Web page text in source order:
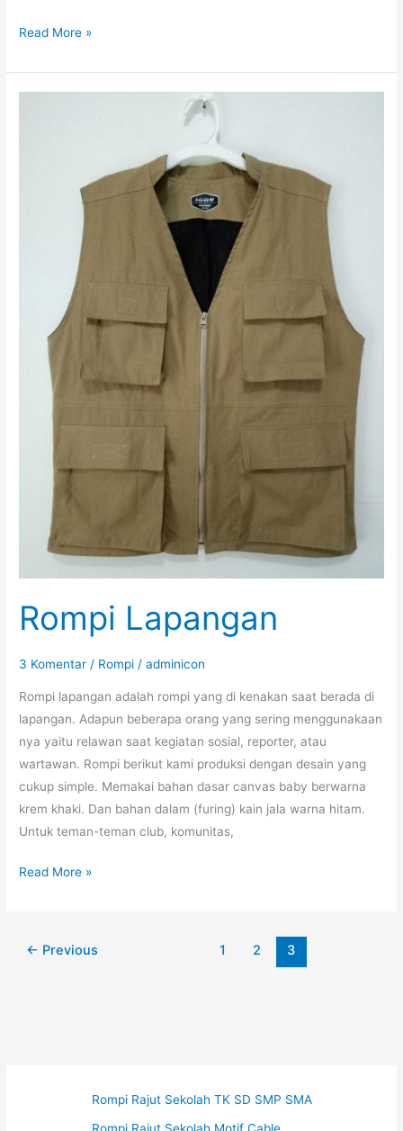
Rompi
TOSS
Read More »
Rompi Lapangan
3 Komentar / Rompi /adminicon
Rompi lapangan adalah rompi yang di kenakan saat berada di
lapangan. Adapun beberapa orang yang sering menggunakaan
nya yaitu relawan saat kegiatan sosial, reporter, atau
wartawan. Rompi berikut kami produksi dengan desain yang
cukup simple. Memakai bahan dasar canvas baby berwarna
krem khaki. Dan bahan dalam (furing) kain jala warna hitam.
Untuk teman-teman club, komunitas,
Rompi
Read More »
← Previous 1 2 3
Rompi Rajut Sekolah TK SD SMP SMA
Rompi Rajut Sekolah Motif Cable